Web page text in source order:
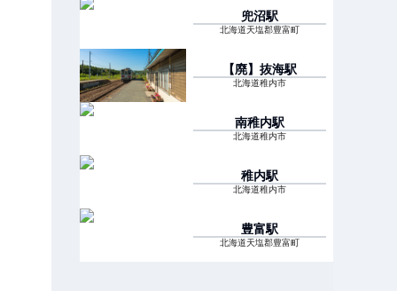
兜沼駅
北海道天塩郡豊富町
【廃】抜海駅
北海道稚内市
南稚内駅
北海道稚内市
稚内駅
北海道稚内市
豊富駅
北海道天塩郡豊富町